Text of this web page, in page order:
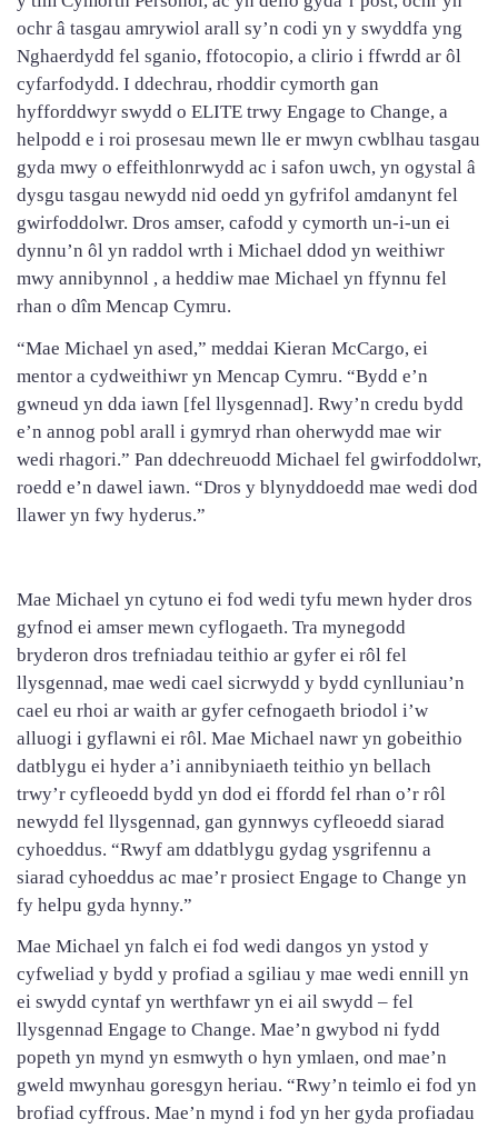
ochr â tasgau amrywiol arall sy’n codi yn y swyddfa yng
Nghaerdydd fel sganio, ffotocopio, a clirio i ffwrdd ar ôl
cyfarfodydd. I ddechrau, rhoddir cymorth gan
hyfforddwyr swydd o ELITE trwy Engage to Change, a
helpodd e i roi prosesau mewn lle er mwyn cwblhau tasgau
gyda mwy o effeithlonrwydd ac i safon uwch, yn ogystal â
dysgu tasgau newydd nid oedd yn gyfrifol amdanynt fel
gwirfoddolwr. Dros amser, cafodd y cymorth un-i-un ei
dynnu’n ôl yn raddol wrth i Michael ddod yn weithiwr
mwy annibynnol , a heddiw mae Michael yn ffynnu fel
rhan o dîm Mencap Cymru.
“Mae Michael yn ased,” meddai Kieran McCargo, ei
mentor a cydweithiwr yn Mencap Cymru. “Bydd e’n
gwneud yn dda iawn [fel llysgennad]. Rwy’n credu bydd
e’n annog pobl arall i gymryd rhan oherwydd mae wir
wedi rhagori.” Pan ddechreuodd Michael fel gwirfoddolwr,
roedd e’n dawel iawn. “Dros y blynyddoedd mae wedi dod
llawer yn fwy hyderus.”
Mae Michael yn cytuno ei fod wedi tyfu mewn hyder dros
gyfnod ei amser mewn cyflogaeth. Tra mynegodd
bryderon dros trefniadau teithio ar gyfer ei rôl fel
llysgennad, mae wedi cael sicrwydd y bydd cynlluniau’n
cael eu rhoi ar waith ar gyfer cefnogaeth briodol i’w
alluogi i gyflawni ei rôl. Mae Michael nawr yn gobeithio
datblygu ei hyder a’i annibyniaeth teithio yn bellach
trwy’r cyfleoedd bydd yn dod ei ffordd fel rhan o’r rôl
newydd fel llysgennad, gan gynnwys cyfleoedd siarad
cyhoeddus. “Rwyf am ddatblygu gydag ysgrifennu a
siarad cyhoeddus ac mae’r prosiect Engage to Change yn
fy helpu gyda hynny.”
Mae Michael yn falch ei fod wedi dangos yn ystod y
cyfweliad y bydd y profiad a sgiliau y mae wedi ennill yn
ei swydd cyntaf yn werthfawr yn ei ail swydd – fel
llysgennad Engage to Change. Mae’n gwybod ni fydd
popeth yn mynd yn esmwyth o hyn ymlaen, ond mae’n
gweld mwynhau goresgyn heriau. “Rwy’n teimlo ei fod yn
brofiad cyffrous. Mae’n mynd i fod yn her gyda profiadau